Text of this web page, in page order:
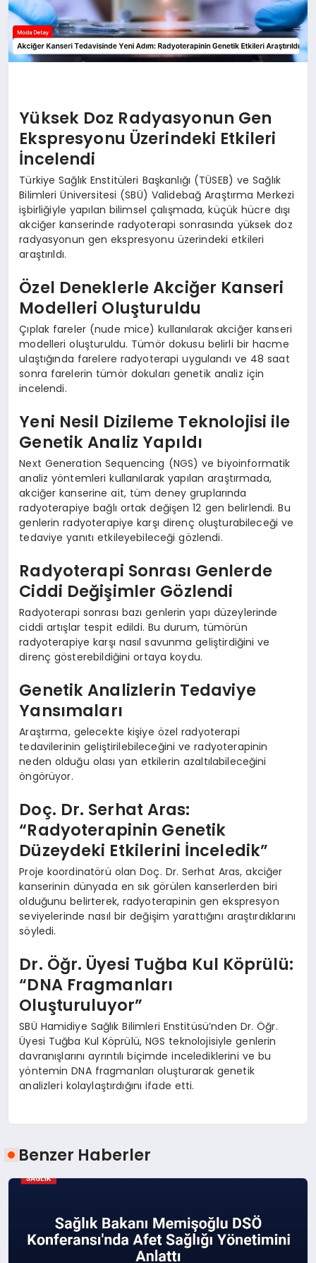
Yüksek Doz Radyasyonun Gen
Ekspresyonu Üzerindeki Etkileri
İncelendi
Türkiye Sağlık Enstitüleri Başkanlığı (TÜSEB) ve Sağlık
Bilimleri Üniversitesi (SBÜ) Validebağ Araştırma Merkezi
işbirliğiyle yapılan bilimsel çalışmada, küçük hücre dışı
akciğer kanserinde radyoterapi sonrasında yüksek doz
radyasyonun gen ekspresyonu üzerindeki etkileri
araştırıldı.
Özel Deneklerle Akciğer Kanseri
Modelleri Oluşturuldu
Çıplak fareler (nude mice) kullanılarak akciğer kanseri
modelleri oluşturuldu. Tümör dokusu belirli bir hacme
ulaştığında farelere radyoterapi uygulandı ve 48 saat
sonra farelerin tümör dokuları genetik analiz için
incelendi.
Yeni Nesil Dizileme Teknolojisi ile
Genetik Analiz Yapıldı
Next Generation Sequencing (NGS) ve biyoinformatik
analiz yöntemleri kullanılarak yapılan araştırmada,
akciğer kanserine ait, tüm deney gruplarında
radyoterapiye bağlı ortak değişen 12 gen belirlendi. Bu
genlerin radyoterapiye karşı direnç oluşturabileceği ve
tedaviye yanıtı etkileyebileceği gözlendi.
Radyoterapi Sonrası Genlerde
Ciddi Değişimler Gözlendi
Radyoterapi sonrası bazı genlerin yapı düzeylerinde
ciddi artışlar tespit edildi. Bu durum, tümörün
radyoterapiye karşı nasıl savunma geliştirdiğini ve
direnç gösterebildiğini ortaya koydu.
Genetik Analizlerin Tedaviye
Yansımaları
Araştırma, gelecekte kişiye özel radyoterapi
tedavilerinin geliştirilebileceğini ve radyoterapinin
neden olduğu olası yan etkilerin azaltılabileceğini
öngörüyor.
Doç. Dr. Serhat Aras:
“Radyoterapinin Genetik
Düzeydeki Etkilerini İnceledik”
Proje koordinatörü olan Doç. Dr. Serhat Aras, akciğer
kanserinin dünyada en sık görülen kanserlerden biri
olduğunu belirterek, radyoterapinin gen ekspresyon
seviyelerinde nasıl bir değişim yarattığını araştırdıklarını
söyledi.
Dr. Öğr. Üyesi Tuğba Kul Köprülü:
“DNA Fragmanları
Oluşturuluyor”
SBÜ Hamidiye Sağlık Bilimleri Enstitüsü’nden Dr. Öğr.
Üyesi Tuğba Kul Köprülü, NGS teknolojisiyle genlerin
davranışlarını ayrıntılı biçimde incelediklerini ve bu
yöntemin DNA fragmanları oluşturarak genetik
analizleri kolaylaştırdığını ifade etti.
Benzer Haberler